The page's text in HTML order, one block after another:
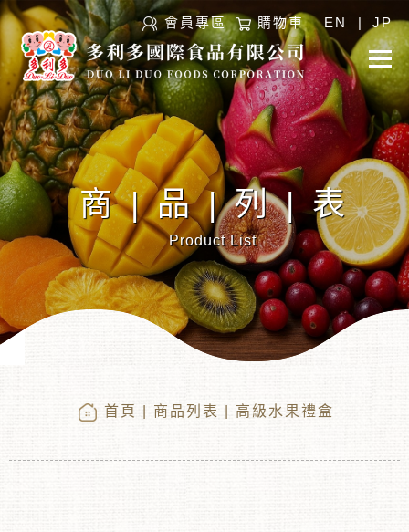
會員專區 購物車 EN JP
商|品|列|表
Product List
首頁 商品列表 | 高級水果禮盒